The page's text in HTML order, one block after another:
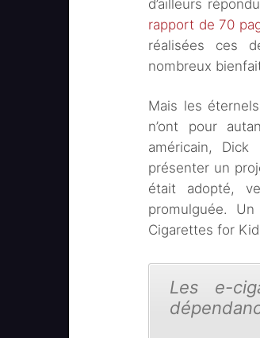
d’ailleurs
rapport de 70
réalisées ces
nombreux
Mais les
n’ont pour
américain,
présenter un
était adopté,
promulguée.
Cigarettes for
Les e-